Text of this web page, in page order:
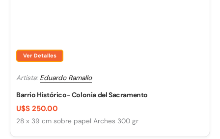
Ver Detalles
Artista: Eduardo Ramallo
Barrio Histórico- Colonia del Sacramento
U$S 250.00
28 x 39 cm sobre papel Arches 300 gr